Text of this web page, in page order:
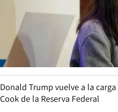
Donald Trump vuelve a la carga
Cook de la Reserva Federal